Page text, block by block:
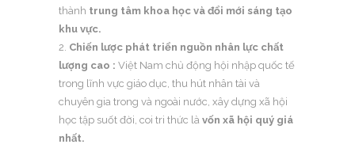
thành trung tâm khoa học và đổi mới sáng tạo
khu vực.
Chiến lược phát triển nguồn nhân lực chất
lượng cao : Việt Nam chủ động hội nhập quốc tế
trong lĩnh vực giáo dục, thu hút nhân tài và
chuyên gia trong và ngoài nước, xây dựng xã hội
học tập suốt đời, coi tri thức là vốn xã hội quý giá
nhất.